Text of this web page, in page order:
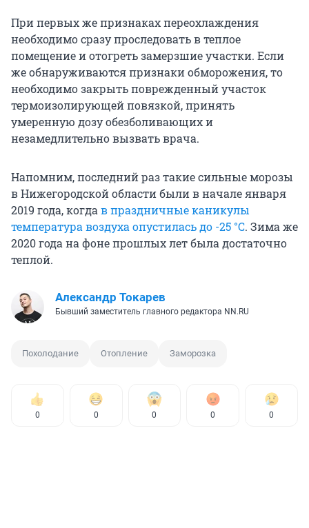
При первых же признаках переохлаждения
необходимо сразу проследовать в теплое
помещение и отогреть замерзшие участки. Если
же обнаруживаются признаки обморожения, то
необходимо закрыть поврежденный участок
термоизолирующей повязкой, принять
умеренную дозу обезболивающих и
незамедлительно вызвать врача.
Напомним, последний раз такие сильные морозы
в Нижегородской области были в начале января
2019 года, когдав праздничные каникулы
температура воздуха опустилась до -25 °C. Зима же
2020 года на фоне прошлых лет была достаточно
теплой.
Александр Токарев
Бывший заместитель главного редактора NN.RU
Похолодание Отопление Заморозка
0 0 0 0 0